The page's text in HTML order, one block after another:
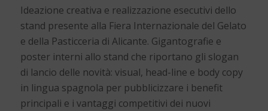
Ideazione creativa e realizzazione esecutivi dello
stand presente alla Fiera Internazionale del Gelato
e della Pasticceria di Alicante. Gigantografie e
poster interni allo stand che riportano gli slogan
di lancio delle novità: visual, head-line e body copy
in lingua spagnola per pubblicizzare i benefit
principali e i vantaggi competitivi dei nuovi